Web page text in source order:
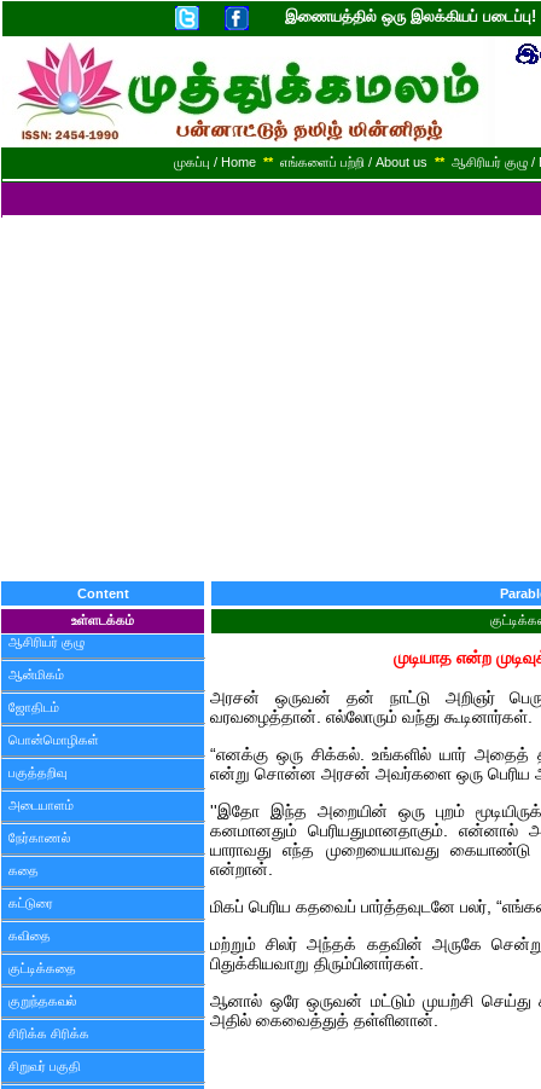
இணையத்தில் ஒரு இலக்கியப்
முகப்பு / Home ** எங்களைப் பற்றி / About us ** ஆசிரியர் குழு
Content
உள்ளடக்கம்
ஆசிரியர் குழு
ஆன்மிகம்
ஜோதிடம்
பொன்மொழிகள்
பகுத்தறிவு
அடையாளம்
நேர்காணல்
கதை
கட்டுரை
கவிதை
குட்டிக்கதை
குறுந்தகவல்
சிரிக்க சிரிக்க
சிறுவர் பகுதி
முடியாத என்ற
அரசன் ஒருவன் தன் நாட்டு அறிஞர்
வரவழைத்தான். எல்லோரும் வந்து கூடினார்கள்.
“எனக்கு ஒரு சிக்கல். உங்களில் யார் அதைத்
என்று சொன்ன அரசன் அவர்களை ஒரு பெரிய
''இதோ இந்த அறையின் ஒரு புறம்
கனமானதும் பெரியதுமானதாகும். என்னால்
யாராவது எந்த முறையையாவது கையாண்டு
என்றான்.
மிகப் பெரிய கதவைப் பார்த்தவுடனே பலர்,
மற்றும் சிலர் அந்தக் கதவின் அருகே சென்று
பிதுக்கியவாறு திரும்பினார்கள்.
ஆனால் ஒரே ஒருவன் மட்டும் முயற்சி
அதில் கைவைத்துத் தள்ளினான்.